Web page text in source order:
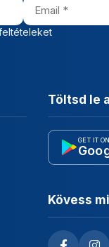
Töltsd le
GET IT ON
Kövess